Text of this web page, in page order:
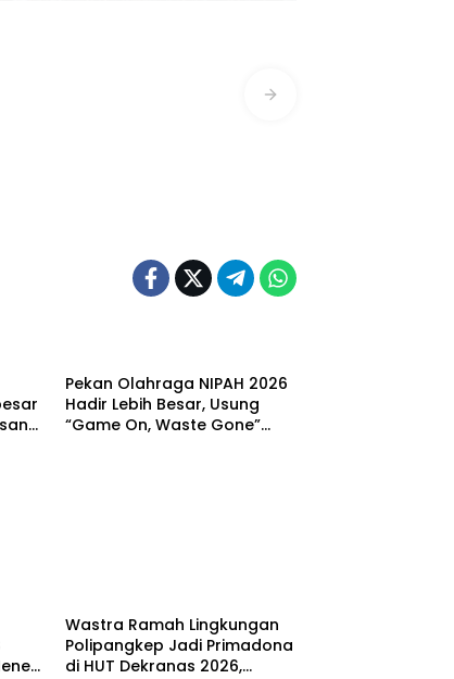
Pekan Olahraga NIPAH 2026
Hadir Lebih Besar, Usung
“Game On, Waste Gone”
Wastra Ramah Lingkungan
Polipangkep Jadi Primadona
di HUT Dekranas 2026,